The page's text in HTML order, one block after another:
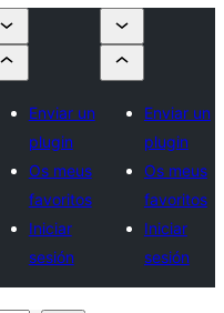
Enviar un
plugin
Os meus
favoritos
Iniciar
sesión
Enviar un
plugin
Os meus
favoritos
Iniciar
sesión